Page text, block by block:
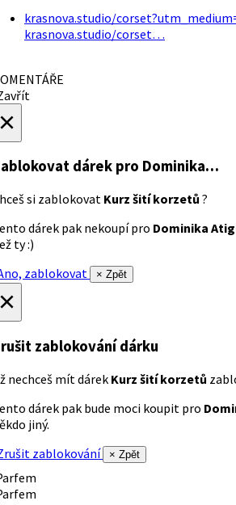
krasnova.studio/
krasnova.studio/corset…
dárek pro Dominika…
si zablokovat Kurz šití korzetů ?
dárek pak nekoupí pro Dominika
ty :)
zablokovat
× Zpět
zablokování dárku
nechceš mít dárek Kurz šití korzetů
dárek pak bude moci koupit pro
jiný.
zablokování
× Zpět